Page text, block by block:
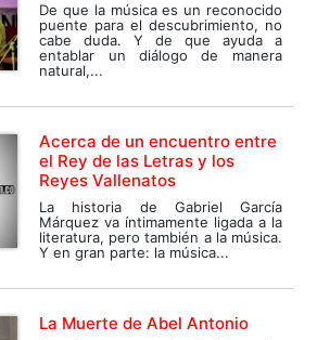
De que la música es un reconocido
puente para el descubrimiento, no
cabe duda. Y de que ayuda a
entablar un diálogo de manera
natural,...
Acerca de un encuentro entre
el Rey de las Letras y los
Reyes Vallenatos
La historia de Gabriel García
Márquez va íntimamente ligada a la
literatura, pero también a la música.
Y en gran parte: la música...
La Muerte de Abel Antonio